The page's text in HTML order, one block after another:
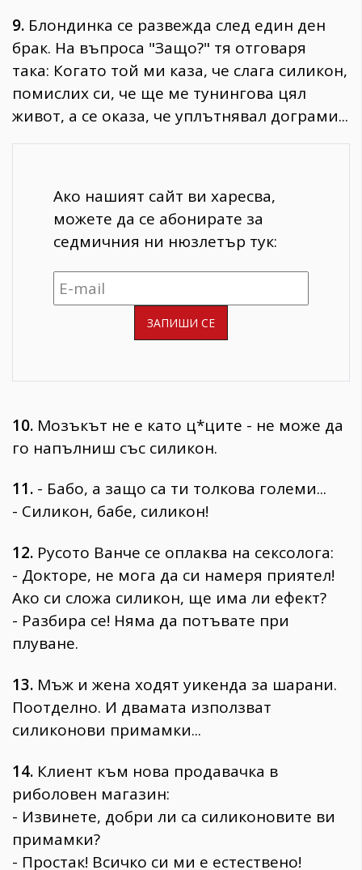
9. Блондинка се развежда след един ден
брак. На въпроса "Защо?" тя отговаря
така: Когато той ми каза, че слага силикон,
помислих си, че ще ме тунингова цял
живот, а се оказа, че уплътнявал дограми...
Ако нашият сайт ви харесва,
можете да се абонирате за
седмичния ни нюзлетър тук:
10. Мозъкът не е като ц*ците - не може да
го напълниш със силикон.
11. - Бабо, а защо са ти толкова големи...
- Силикон, бабе, силикон!
12. Русото Ванче се оплаква на сексолога:
- Докторе, не мога да си намеря приятел!
Ако си сложа силикон, ще има ли ефект?
- Разбира се! Няма да потъвате при
плуване.
13. Мъж и жена ходят уикенда за шарани.
Поотделно. И двамата използват
силиконови примамки...
14. Клиент към нова продавачка в
риболовен магазин:
- Извинете, добри ли са силиконовите ви
примамки?
- Простак! Всичко си ми е естествено!